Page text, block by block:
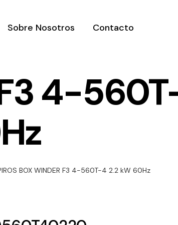
Iluminación
Solar
Variedad de
necesidades.
Sobre Nosotros Contacto
F3 4-
BOX WINDER F3 4-560T-4 2.2 kW 60Hz